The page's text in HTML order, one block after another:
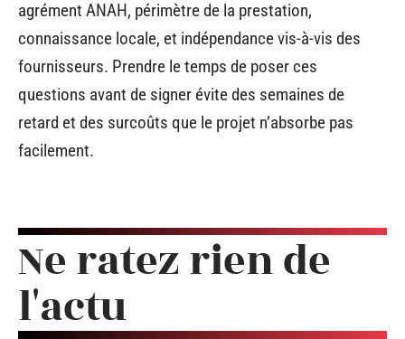
agrément ANAH, périmètre de la prestation,
connaissance locale, et indépendance vis-à-vis des
fournisseurs. Prendre le temps de poser ces
questions avant de signer évite des semaines de
retard et des surcoûts que le projet n’absorbe pas
facilement.
Ne ratez rien de
l'actu